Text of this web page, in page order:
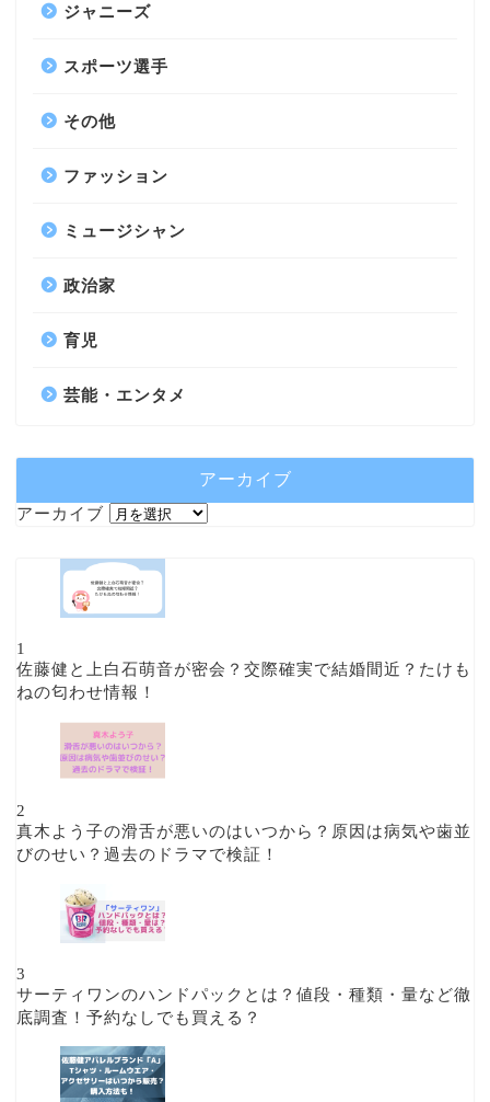
ジャニーズ
スポーツ選手
その他
ファッション
ミュージシャン
政治家
育児
芸能・エンタメ
アーカイブ
アーカイブ
1
佐藤健と上白石萌音が密会？交際確実で結婚間近？たけも
ねの匂わせ情報！
2
真木よう子の滑舌が悪いのはいつから？原因は病気や歯並
びのせい？過去のドラマで検証！
3
サーティワンのハンドパックとは？値段・種類・量など徹
底調査！予約なしでも買える？